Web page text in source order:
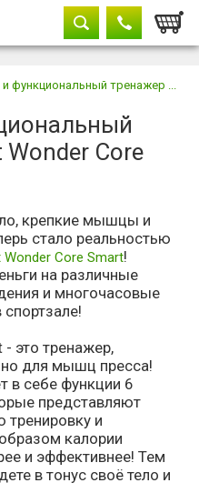
функциональный тренажер ...
Core
крепкие мышцы и
стало реальностью
Core Smart!
на различные
и многочасовые
это тренажер,
для мышц пресса!
в себе функции 6
представляют
тренировку и
калории
и эффективнее! Тем
в тонус своё тело и